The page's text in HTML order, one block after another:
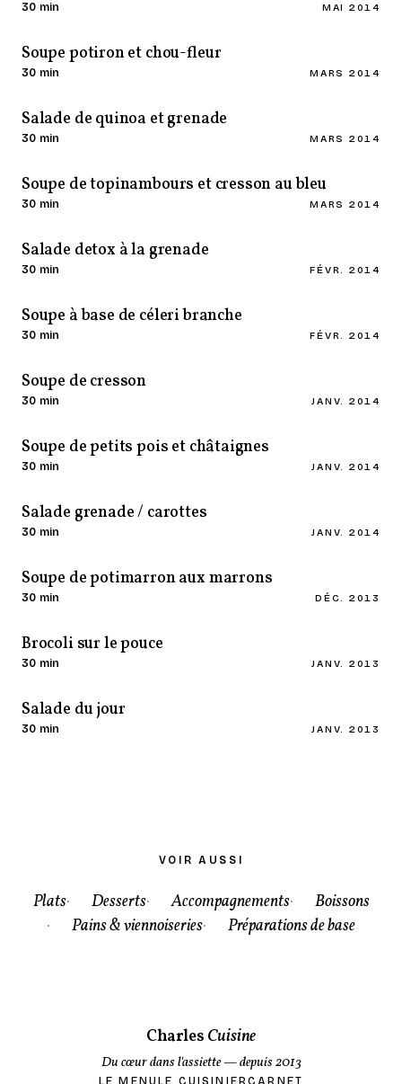
30 min MAI 2014
Soupe potiron et chou-fleur
30 min MARS 2014
Salade de quinoa et grenade
30 min MARS 2014
Soupe de topinambours et cresson au bleu
30 min MARS 2014
Salade detox à la grenade
30 min FÉVR. 2014
Soupe à base de céleri branche
30 min FÉVR. 2014
Soupe de cresson
30 min JANV. 2014
Soupe de petits pois et châtaignes
30 min JANV. 2014
Salade grenade / carottes
30 min JANV. 2014
Soupe de potimarron aux marrons
30 min DÉC. 2013
Brocoli sur le pouce
30 min JANV. 2013
Salade du jour
30 min JANV. 2013
VOIR AUSSI
Plats Desserts Accompagnements
Boissons
Pains & viennoiseries
Préparations de base
Charles Cuisine
Du cœur dans l'assiette— depuis 2013
LE MENU LE CUISINIERCARNET